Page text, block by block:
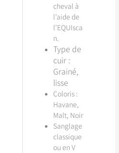
cheval à
l’aide de
l’EQUIsca
n.
Type de
cuir :
Grainé,
lisse
Coloris :
Havane,
Malt, Noir
Sanglage
classique
ou en V